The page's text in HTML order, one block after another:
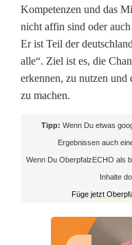
i
t
a
l
Kompetenzen und das
nicht affin sind oder
Er ist Teil der
alle“. Ziel ist es, die
erkennen, zu nutzen
zu machen.
Tipp: Wenn Du etwas
Ergebnissen auch
Wenn Du OberpfalzECHO als
Inhalte
Füge jetzt